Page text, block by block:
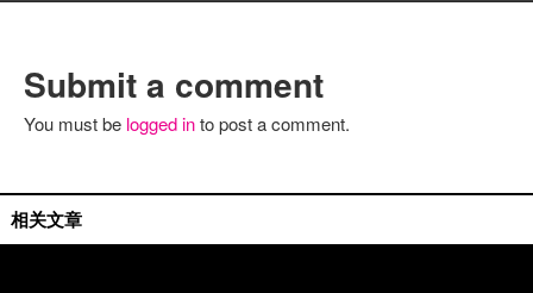
Submit a comment
You must be logged into post a comment.
相关文章